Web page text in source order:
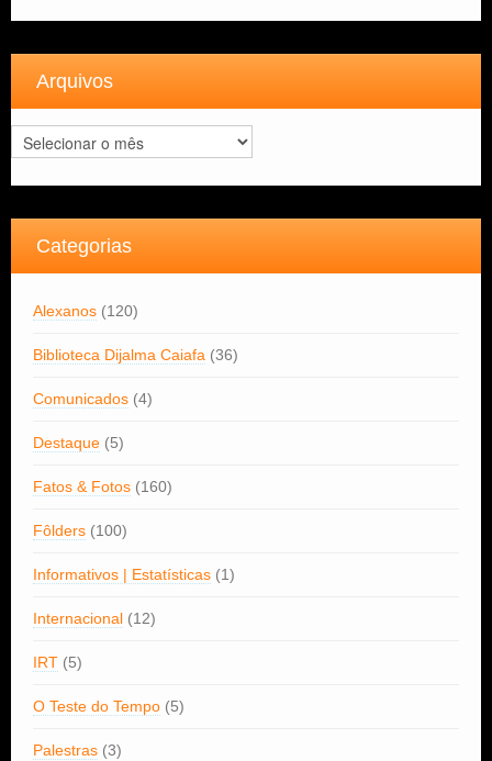
Arquivos
Arquivos
Categorias
Alexanos (120)
Biblioteca Dijalma Caiafa (36)
Comunicados (4)
Destaque (5)
Fatos & Fotos (160)
Fôlders (100)
Informativos | Estatísticas (1)
Internacional (12)
IRT (5)
O Teste do Tempo (5)
Palestras (3)